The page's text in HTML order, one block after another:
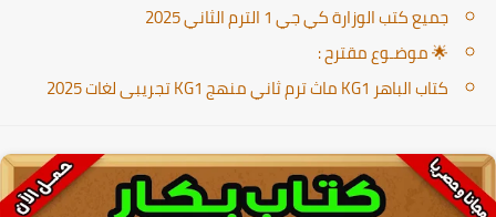
جميع كتب الوزارة كي جي 1 الترم الثاني 2025
🌟 موضـوع مقترح :
كتاب الباهر KG1 ماث ترم ثاني منهج KG1 تجريبى لغات 2025